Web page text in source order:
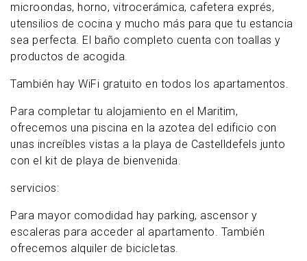
microondas, horno, vitrocerámica, cafetera exprés,
utensilios de cocina y mucho más para que tu estancia
sea perfecta. El baño completo cuenta con toallas y
productos de acogida.
También hay WiFi gratuito en todos los apartamentos.
Para completar tu alojamiento en el Maritim,
ofrecemos una piscina en la azotea del edificio con
unas increíbles vistas a la playa de Castelldefels junto
con el kit de playa de bienvenida.
servicios:
Para mayor comodidad hay parking, ascensor y
escaleras para acceder al apartamento. También
ofrecemos alquiler de bicicletas.